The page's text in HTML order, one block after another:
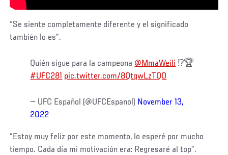
“Se siente completamente diferente y el significado
también lo es”.
Quién sigue para la campeona @MmaWeili ⁉️🏆
#UFC281 pic.twitter.com/8QtqwLzTQO
— UFC Español (@UFCEspanol) November 13,
2022
“Estoy muy feliz por este momento, lo esperé por mucho
tiempo. Cada día mi motivación era: Regresaré al top”.